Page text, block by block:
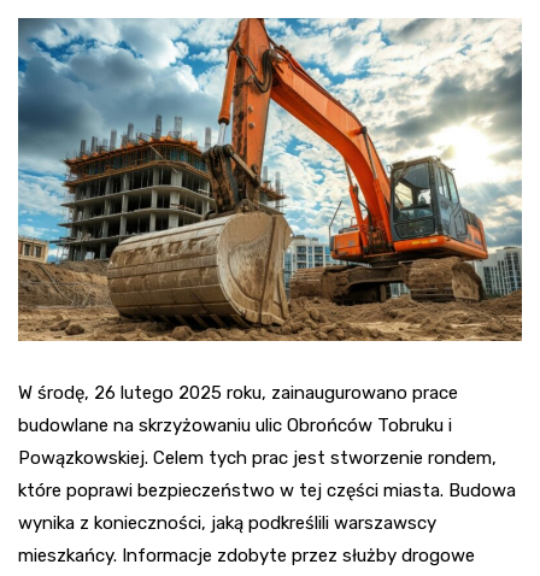
W środę, 26 lutego 2025 roku, zainaugurowano prace
budowlane na skrzyżowaniu ulic Obrońców Tobruku i
Powązkowskiej. Celem tych prac jest stworzenie rondem,
które poprawi bezpieczeństwo w tej części miasta. Budowa
wynika z konieczności, jaką podkreślili warszawscy
mieszkańcy. Informacje zdobyte przez służby drogowe